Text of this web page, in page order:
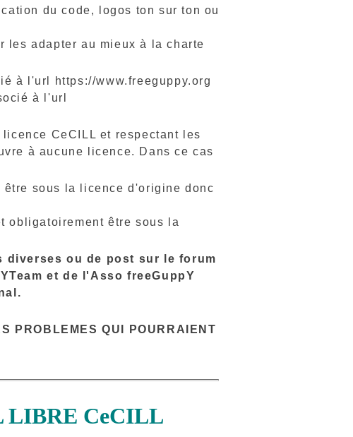
du code, logos ton sur ton ou
les adapter au mieux à la charte
à l'url https://www.freeguppy.org
à l'url
CeCILL et respectant les
à aucune licence. Dans ce cas
sous la licence d'origine donc
obligatoirement être sous la
diverses ou de post sur le forum
et de l'Asso freeGuppY
PROBLEMES QUI POURRAIENT